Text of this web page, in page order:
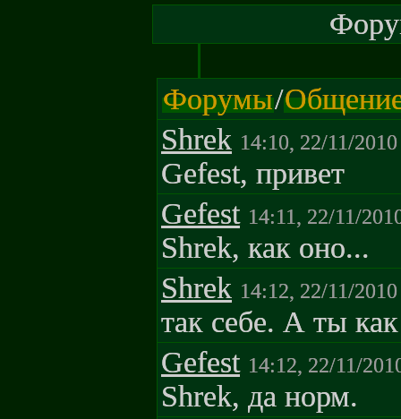
Форумы/
Shrek 14:10, 22/11/2010
Gefest, привет
Gefest 14:11, 22/11/
Shrek, как оно...
Shrek 14:12, 22/11/2010
так себе. А ты как
Gefest 14:12, 22/11/
Shrek, да норм.